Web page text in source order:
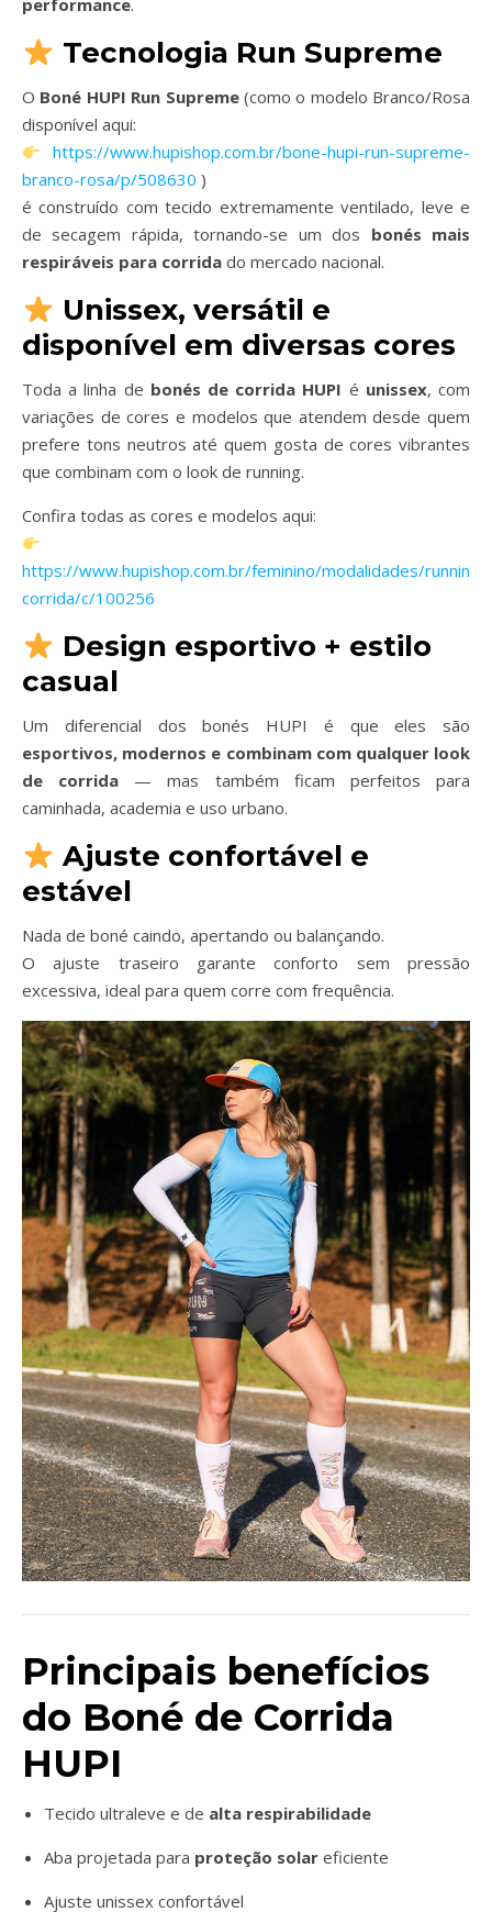
performance.
Tecnologia Run Supreme
O Boné HUPI Run Supreme(como o modelo Branco/Rosa
disponível aqui:
https://www.hupishop.com.br/bone-hupi-run-supreme-
branco-rosa/p/508630 )
é construído com tecido extremamente ventilado, leve e
de secagem rápida, tornando-se um dos bonés mais
respiráveis para corrida do mercado nacional.
Unissex, versátil e
disponível em diversas cores
Toda a linha de bonés de corrida HUPI é unissex, com
variações de cores e modelos que atendem desde quem
prefere tons neutros até quem gosta de cores vibrantes
que combinam com o look de running.
Confira todas as cores e modelos aqui:
https://www.hupishop.com.br/feminino/modalidades/running/
corrida/c/100256
Design esportivo + estilo
casual
Um diferencial dos bonés HUPI é que eles são
esportivos, modernos e combinam com qualquer look
de corrida — mas também ficam perfeitos para
caminhada, academia e uso urbano.
Ajuste confortável e
estável
Nada de boné caindo, apertando ou balançando.
O ajuste traseiro garante conforto sem pressão
excessiva, ideal para quem corre com frequência.
Principais benefícios
do Boné de Corrida
HUPI
Tecido ultraleve e de alta respirabilidade
Aba projetada para proteção solar eficiente
Ajuste unissex confortável